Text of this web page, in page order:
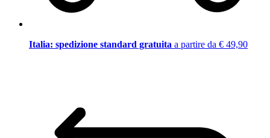
Italia: spedizione standard gratuita a partire da € 49,90